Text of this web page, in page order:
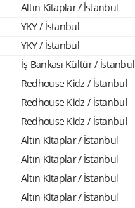
Altın Kitaplar / İstanbul
YKY / İstanbul
YKY / İstanbul
İş Bankası Kültür / İstanbul
Redhouse Kidz / İstanbul
Redhouse Kidz / İstanbul
Redhouse Kidz / İstanbul
Altın Kitaplar / İstanbul
Altın Kitaplar / İstanbul
Altın Kitaplar / İstanbul
Altın Kitaplar / İstanbul